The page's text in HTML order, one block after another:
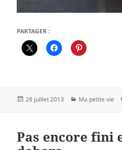
PARTAGER :
Publié
28 juillet 2013 Catégories
Ma petite vie
Pas encore fini